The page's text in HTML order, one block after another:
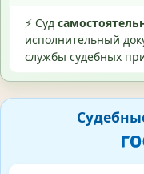
⚡ Суд
исполнительный
службы судебных